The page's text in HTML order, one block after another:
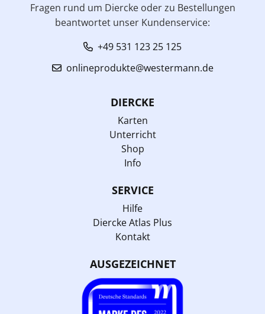
Fragen rund um Diercke oder zu Bestellungen
beantwortet unser Kundenservice:
+49 531 123 25 125
onlineprodukte@westermann.de
DIERCKE
Karten
Unterricht
Shop
Info
SERVICE
Hilfe
Diercke Atlas Plus
Kontakt
AUSGEZEICHNET